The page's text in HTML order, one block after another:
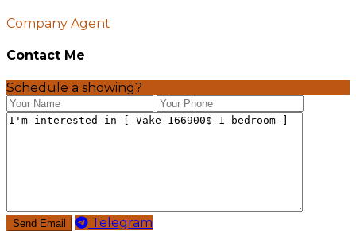
Company Agent
Contact Me
Schedule a showing?
Telegram